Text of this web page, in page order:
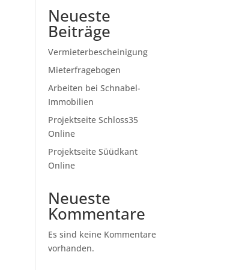
Neueste
Beiträge
Vermieterbescheinigung
Mieterfragebogen
Arbeiten bei Schnabel-
Immobilien
Projektseite Schloss35
Online
Projektseite Süüdkant
Online
Neueste
Kommentare
Es sind keine Kommentare
vorhanden.